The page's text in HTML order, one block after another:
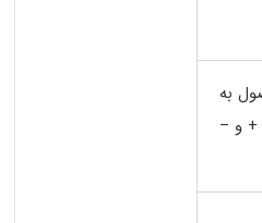
به
+ و –